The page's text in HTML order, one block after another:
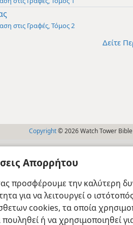
Απορρήτου
προσφέρουμε την καλύτερη
για να λειτουργεί ο
cookies, τα οποία
ή να χρησιμοποιηθεί
στις Γραφές, Τόμος 2
Δείτε
Copyright© 2026 Watch Tower